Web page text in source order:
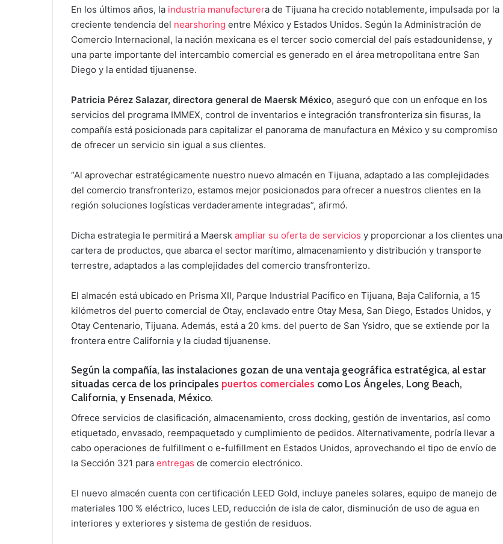
En los últimos años, la industria manufacturera de Tijuana ha crecido notablemente, impulsada por la
creciente tendencia del nearshoring entre México y Estados Unidos. Según la Administración de
Comercio Internacional, la nación mexicana es el tercer socio comercial del país estadounidense, y
una parte importante del intercambio comercial es generado en el área metropolitana entre San
Diego y la entidad tijuanense.
Patricia Pérez Salazar, directora general de Maersk México, aseguró que con un enfoque en los
servicios del programa IMMEX, control de inventarios e integración transfronteriza sin fisuras, la
compañía está posicionada para capitalizar el panorama de manufactura en México y su compromiso
de ofrecer un servicio sin igual a sus clientes.
“Al aprovechar estratégicamente nuestro nuevo almacén en Tijuana, adaptado a las complejidades
del comercio transfronterizo, estamos mejor posicionados para ofrecer a nuestros clientes en la
región soluciones logísticas verdaderamente integradas”, afirmó.
Dicha estrategia le permitirá a Maersk ampliar su oferta de servicios y proporcionar a los clientes una
cartera de productos, que abarca el sector marítimo, almacenamiento y distribución y transporte
terrestre, adaptados a las complejidades del comercio transfronterizo.
El almacén está ubicado en Prisma XII, Parque Industrial Pacífico en Tijuana, Baja California, a 15
kilómetros del puerto comercial de Otay, enclavado entre Otay Mesa, San Diego, Estados Unidos, y
Otay Centenario, Tijuana. Además, está a 20 kms. del puerto de San Ysidro, que se extiende por la
frontera entre California y la ciudad tijuanense.
Según la compañía, las instalaciones gozan de una ventaja geográfica estratégica, al estar
situadas cerca de los principales puertos comerciales como Los Ángeles, Long Beach,
California, y Ensenada, México.
Ofrece servicios de clasificación, almacenamiento, cross docking, gestión de inventarios, así como
etiquetado, envasado, reempaquetado y cumplimiento de pedidos. Alternativamente, podría llevar a
cabo operaciones de fulfillment o e-fulfillment en Estados Unidos, aprovechando el tipo de envío de
la Sección 321 para entregas de comercio electrónico.
El nuevo almacén cuenta con certificación LEED Gold, incluye paneles solares, equipo de manejo de
materiales 100 % eléctrico, luces LED, reducción de isla de calor, disminución de uso de agua en
interiores y exteriores y sistema de gestión de residuos.